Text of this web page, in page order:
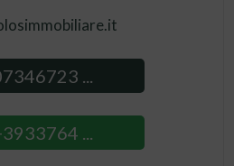
...
...